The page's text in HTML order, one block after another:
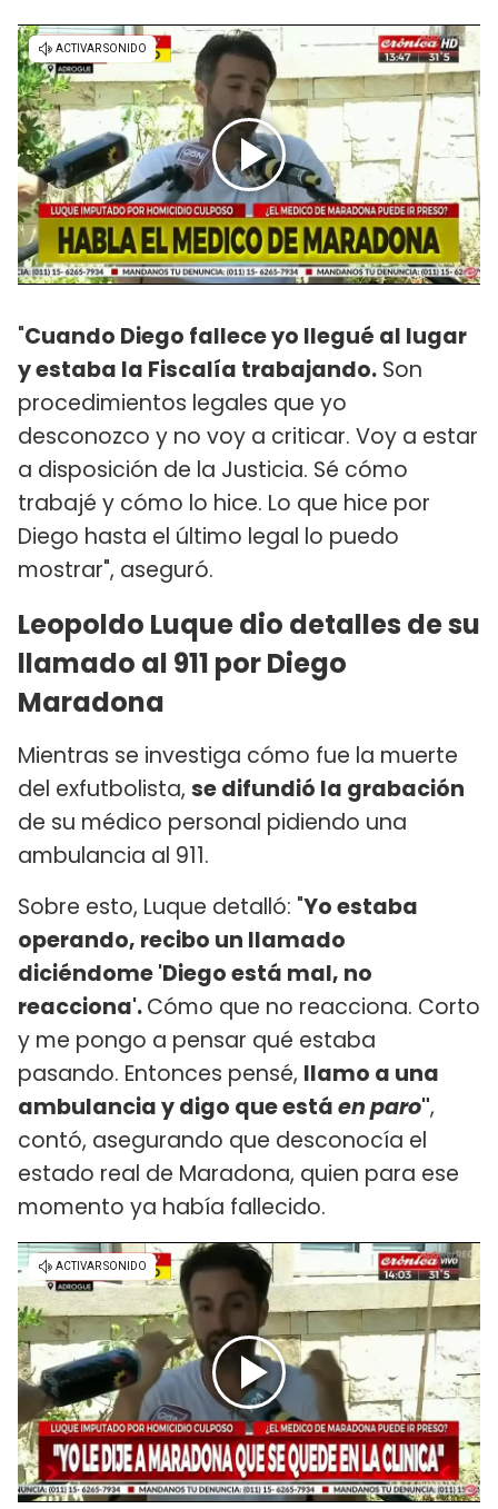
"Cuando Diego fallece yo llegué al lugar
y estaba la Fiscalía trabajando. Son
procedimientos legales que yo
desconozco y no voy a criticar. Voy a estar
a disposición de la Justicia. Sé cómo
trabajé y cómo lo hice. Lo que hice por
Diego hasta el último legal lo puedo
mostrar", aseguró.
Leopoldo Luque dio detalles de su
llamado al 911 por Diego
Maradona
Mientras se investiga cómo fue la muerte
del exfutbolista, se difundió la grabación
de su médico personal pidiendo una
ambulancia al 911.
Sobre esto, Luque detalló: "Yo estaba
operando, recibo un llamado
diciéndome 'Diego está mal, no
reacciona'.Cómo que no reacciona. Corto
y me pongo a pensar qué estaba
pasando. Entonces pensé, llamo a una
ambulancia y digo que estáen paro",
contó, asegurando que desconocía el
estado real de Maradona, quien para ese
momento ya había fallecido.